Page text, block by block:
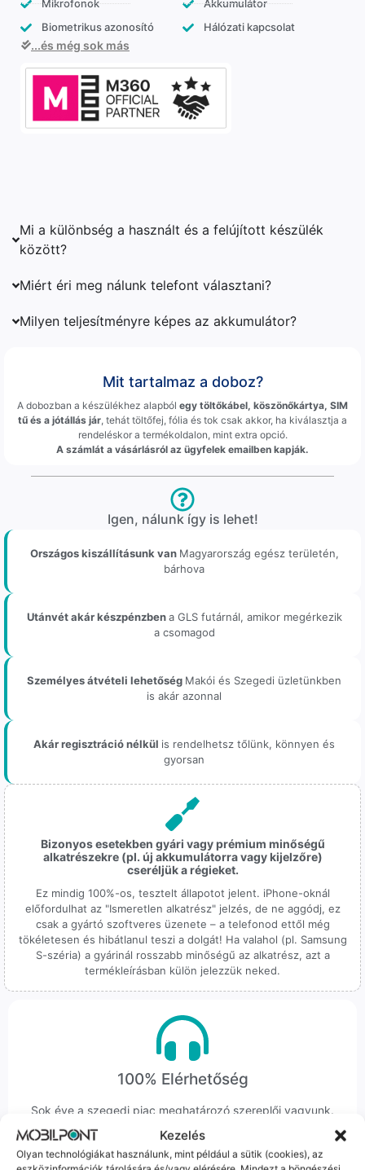
Kezelés
Olyan technológiákat használunk, mint például a sütik (cookies), az
Mikrofonok
Biometrikus azonosító
Akkumulátor
Hálózati kapcsolat
...és még sok más
Mi a különbség a használt és a felújított készülék
között?
Miért éri meg nálunk telefont választani?
Milyen teljesítményre képes az akkumulátor?
Mit tartalmaz a doboz?
A dobozban a készülékhez alapból egy töltőkábel, köszönőkártya, SIM
tű és a jótállás jár, tehát töltőfej, fólia és tok csak akkor, ha kiválasztja a
rendeléskor a termékoldalon, mint extra opció.
A számlát a vásárlásról az ügyfelek emailben kapják.
Igen, nálunk így is lehet!
Országos kiszállításunk van Magyarország egész területén,
bárhova
Utánvét akár készpénzbena GLS futárnál, amikor megérkezik
a csomagod
Személyes átvételi lehetőség Makói és Szegedi üzletünkben
is akár azonnal
Akár regisztráció nélkül is rendelhetsz tőlünk, könnyen és
gyorsan
Bizonyos esetekben gyári vagy prémium minőségű
alkatrészekre (pl. új akkumulátorra vagy kijelzőre)
cseréljük a régieket.
Ez mindig 100%-os, tesztelt állapotot jelent. iPhone-oknál
előfordulhat az "Ismeretlen alkatrész" jelzés, de ne aggódj, ez
csak a gyártó szoftveres üzenete – a telefonod ettől még
tökéletesen és hibátlanul teszi a dolgát! Ha valahol (pl. Samsung
S-széria) a gyárinál rosszabb minőségű az alkatrész, azt a
termékleírásban külön jelezzük neked.
100% Elérhetőség
Sok éve a szegedi piac meghatározó szereplői vagyunk.
Nem egy arctalan webshop vagyunk: ha kérdésed van, élő
ember veszi fel a telefont, és személyesen is megtalálsz
minket Szegeden.